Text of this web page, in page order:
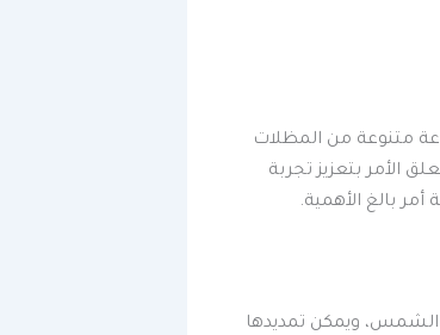
متنوعة من المظلات
الأمر بتعزيز تجربة
بالغ الأهمية.
الشمس، ويمكن تمديدها